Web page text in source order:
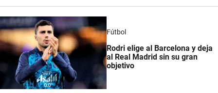
Fútbol
Rodri elige al Barcelona y deja
al Real Madrid sin su gran
objetivo